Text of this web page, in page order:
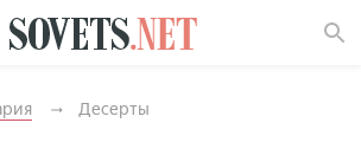
Десерты